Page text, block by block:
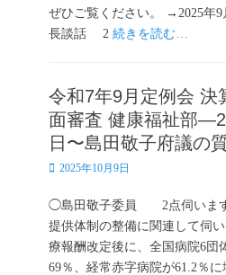
ぜひご覧ください。 →2025年9
長談話 2 続きを読む…
令和7年9月定例会 決
面審査 健康福祉部
日〜島田敬子府議の
投
日
2025年10月9日
◯島田敬子委員 2点伺いま
提供体制の整備に関連して伺
療報酬改定後に、全国病院6団
69％、経常赤字病院が61.2％